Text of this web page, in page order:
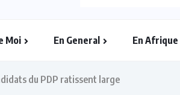
Moi En General En Afrique
du PDP ratissent large